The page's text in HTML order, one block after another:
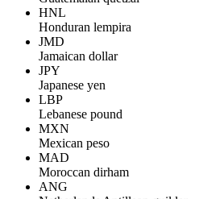
HNL
Honduran lempira
JMD
Jamaican dollar
JPY
Japanese yen
LBP
Lebanese pound
MXN
Mexican peso
MAD
Moroccan dirham
ANG